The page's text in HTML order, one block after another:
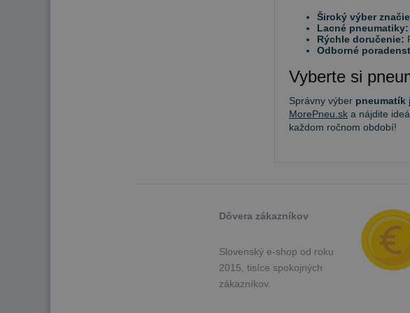
Široký výber
Lacné pneumatiky:
Rýchle doručenie:
Odborné
Vyberte si
Správny výber pneumatík
MorePneu.sk a nájdite
každom ročnom období!
Dôvera zákazníkov
Slovenský e-shop od roku
2015, tisíce spokojných
zákazníkov.